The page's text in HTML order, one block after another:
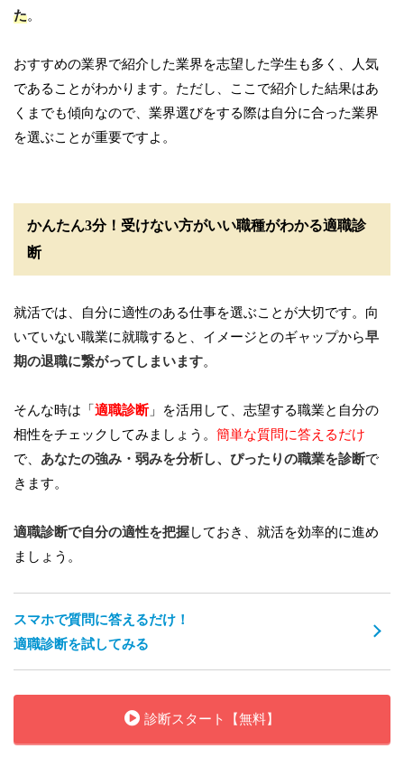
た。
おすすめの業界で紹介した業界を志望した学生も多く、人気
であることがわかります。ただし、ここで紹介した結果はあ
くまでも傾向なので、業界選びをする際は自分に合った業界
を選ぶことが重要ですよ。
かんたん3分！受けない方がいい職種がわかる適職診
断
就活では、自分に適性のある仕事を選ぶことが大切です。向
いていない職業に就職すると、イメージとのギャップから早
期の退職に繋がってしまいます。
そんな時は「適職診断」を活用して、志望する職業と自分の
相性をチェックしてみましょう。 簡単な質問に答えるだけ
で、 あなたの強み・弱みを分析し、ぴったりの職業を診断で
きます。
適職診断で自分の適性を把握しておき、就活を効率的に進め
ましょう。
スマホで質問に答えるだけ！
適職診断を試してみる
診断スタート【無料】